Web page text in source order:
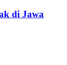
di Jawa